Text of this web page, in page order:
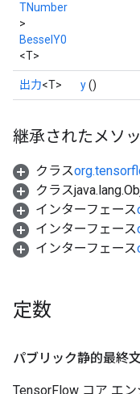
TNumber
>
BesselY0
<T>
出力<T> y()
継承されたメソ
クラス
クラス
インターフェース
インターフェース
インターフェース
定数
パブリック静的最終
TensorFlow コア エ